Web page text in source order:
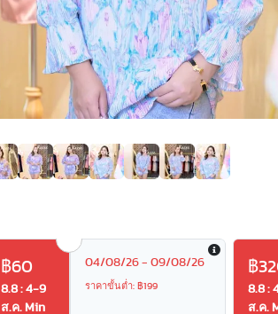
฿60
8.8 : 4-9
ส.ค. Min
04/08/26 - 09/08/26
ราคาขั้นต่ำ: ฿199
฿
8.8 :
ส.ค.